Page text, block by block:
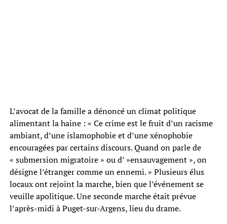
L’avocat de la famille a dénoncé un climat politique
alimentant la haine : « Ce crime est le fruit d’un racisme
ambiant, d’une islamophobie et d’une xénophobie
encouragées par certains discours. Quand on parle de
« submersion migratoire » ou d’ »ensauvagement », on
désigne l’étranger comme un ennemi. » Plusieurs élus
locaux ont rejoint la marche, bien que l’événement se
veuille apolitique. Une seconde marche était prévue
l’après-midi à Puget-sur-Argens, lieu du drame.